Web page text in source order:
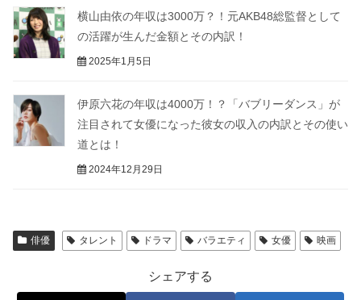
横山由依の年収は3000万？！元AKB48総監督として
の活躍が生んだ金額とその内訳！
2025年1月5日
伊原六花の年収は4000万！？「バブリーダンス」が
注目されて女優になった彼女の収入の内訳とその使い
道とは！
2024年12月29日
俳優 タレント ドラマ バラエティ 女優 映画
シェアする